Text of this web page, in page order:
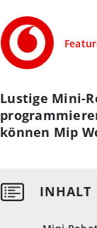
Lustige Mini-
können Mip